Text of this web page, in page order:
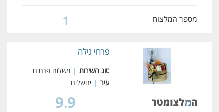
מספר המלצות 1
פרחי גילה
סוג השירות | משלוח פרחים
עיר | ירושלים
9.9